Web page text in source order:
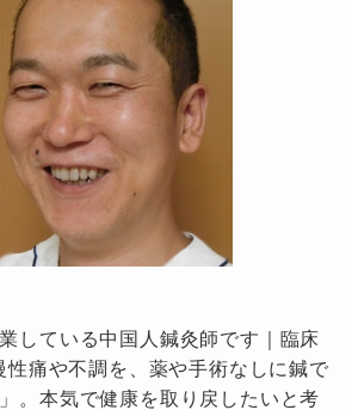
している中国人鍼灸師です｜臨床
性痛や不調を、薬や手術なしに鍼で
。本気で健康を取り戻したいと考